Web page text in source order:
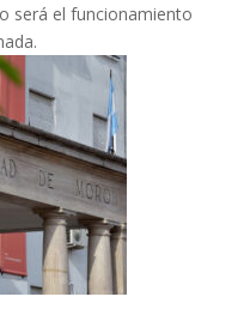
será el funcionamiento